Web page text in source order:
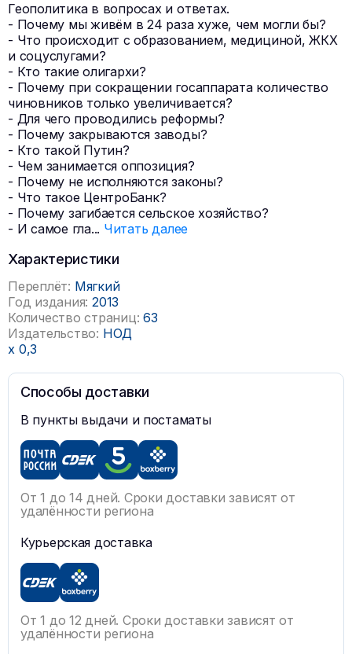
Геополитика в вопросах и ответах.
- Почему мы живём в 24 раза хуже, чем могли бы?
- Что происходит с образованием, медициной, ЖКХ
и соцуслугами?
- Кто такие олигархи?
- Почему при сокращении госаппарата количество
чиновников только увеличивается?
- Для чего проводились реформы?
- Почему закрываются заводы?
- Кто такой Путин?
- Чем занимается оппозиция?
- Почему не исполняются законы?
- Что такое ЦентроБанк?
- Почему загибается сельское хозяйство?
- И самое гла... Читать далее
Характеристики
Переплёт: Мягкий
Год издания: 2013
Количество страниц: 63
Издательство: НОД
x 0,3
Способы доставки
В пункты выдачи и постаматы
От 1 до 14 дней. Сроки доставки зависят от
удалённости региона
Курьерская доставка
От 1 до 12 дней. Сроки доставки зависят от
удалённости региона